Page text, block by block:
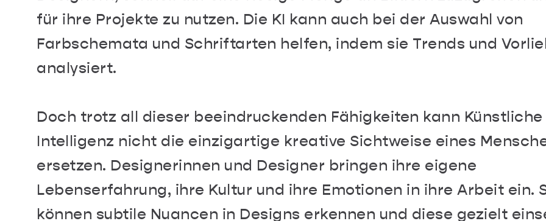
für ihre Projekte zu nutzen. Die KI kann auch bei der Auswahl von
Farbschemata und Schriftarten helfen, indem sie Trends und
analysiert.
Doch trotz all dieser beeindruckenden Fähigkeiten kann Künstliche
Intelligenz nicht die einzigartige kreative Sichtweise eines
ersetzen. Designerinnen und Designer bringen ihre eigene
Lebenserfahrung, ihre Kultur und ihre Emotionen in ihre Arbeit ein.
können subtile Nuancen in Designs erkennen und diese gezielt